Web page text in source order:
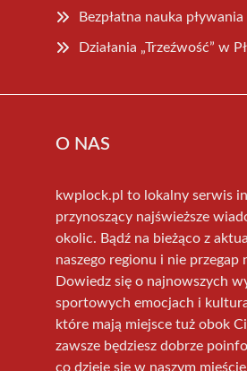
Bezpłatna nauka
Działania „Trzeźwość” w
O NAS
kwplock.pl to lokalny serwis
przynoszący najświeższe
okolic. Bądź na bieżąco z
naszego regionu i nie przegap
Dowiedz się o najnowszych
sportowych emocjach i
które mają miejsce tuż obok
zawsze będziesz dobrze
co dzieje się w naszym